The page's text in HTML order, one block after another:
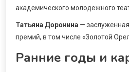
академического молодежного
Татьяна Доронина —
премий, в том числе «Золотой
Ранние годы и